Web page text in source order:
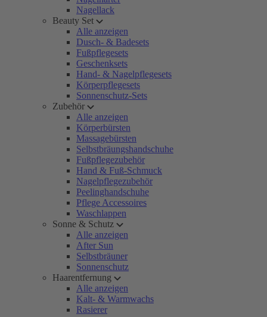
Nagellack
Beauty Set
Alle anzeigen
Dusch- & Badesets
Fußpflegesets
Geschenksets
Hand- & Nagelpflegesets
Körperpflegesets
Sonnenschutz-Sets
Zubehör
Alle anzeigen
Körperbürsten
Massagebürsten
Selbstbräungshandschuhe
Fußpflegezubehör
Hand & Fuß-Schmuck
Nagelpflegezubehör
Peelinghandschuhe
Pflege Accessoires
Waschlappen
Sonne & Schutz
Alle anzeigen
After Sun
Selbstbräuner
Sonnenschutz
Haarentfernung
Alle anzeigen
Kalt- & Warmwachs
Rasierer